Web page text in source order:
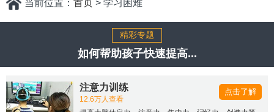
当前位置： 首页 > 学习困难
精彩专题
如何帮助孩子快速提高...
注意力训练
12.6万人查看
点击了解